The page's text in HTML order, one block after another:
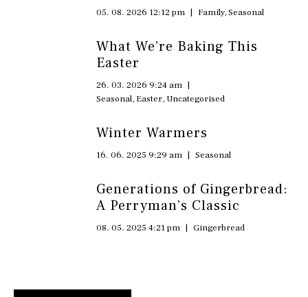
05. 08. 2026 12:12 pm | Family,Seasonal
What We’re Baking This
Easter
26. 03. 2026 9:24 am |
Seasonal, Easter, Uncategorised
Winter Warmers
16. 06. 2025 9:29 am | Seasonal
Generations of Gingerbread:
A Perryman’s Classic
08. 05. 2025 4:21 pm | Gingerbread